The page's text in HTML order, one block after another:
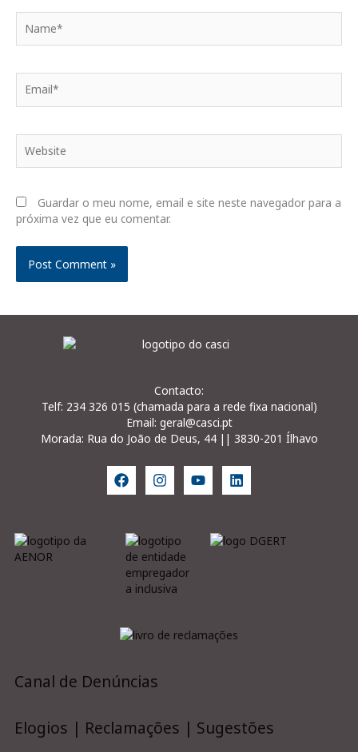
Guardar o meu nome, email e site neste navegador para a
próxima vez que eu comentar.
Contacto:
Telf: 234 326 015 (chamada para a rede fixa nacional)
Email: geral@casci.pt
Morada: Rua do João de Deus, 44 || 3830-201 Ílhavo
Canal de Denúncias
Elogios | Reclamações | Sugestões